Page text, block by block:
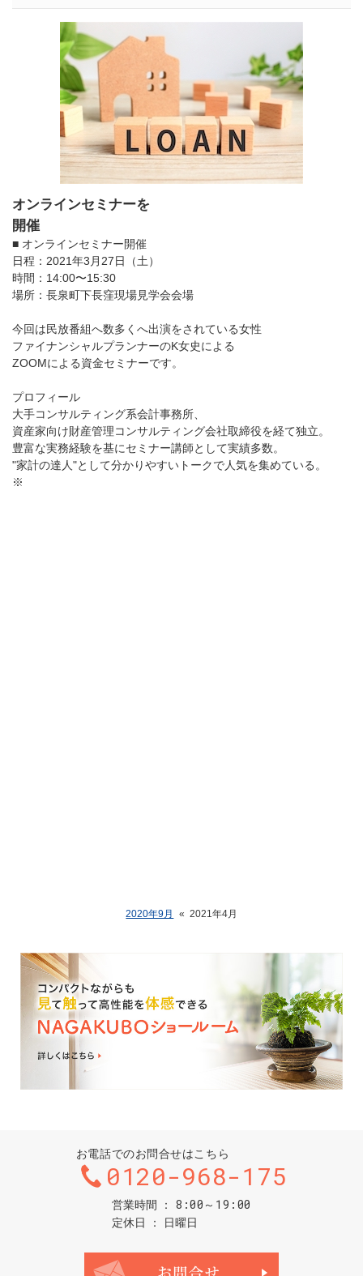
オンラインセミナーを
開催
■ オンラインセミナー開催
日程：2021年3月27日（土）
時間：14:00〜15:30
場所：長泉町下長窪現場見学会会場
今回は民放番組へ数多くへ出演をされている女性
ファイナンシャルプランナーのK女史による
ZOOMによる資金セミナーです。
プロフィール
大手コンサルティング系会計事務所、
資産家向け財産管理コンサルティング会社取締役を経て独立。
豊富な実務経験を基にセミナー講師として実績多数。
"家計の達人"として分かりやすいトークで人気を集めている。
※
2020年9月 « 2021年4月
お電話でのお問合せはこちら
0120-968-175
営業時間 8:00～19:00
定休日 日曜日